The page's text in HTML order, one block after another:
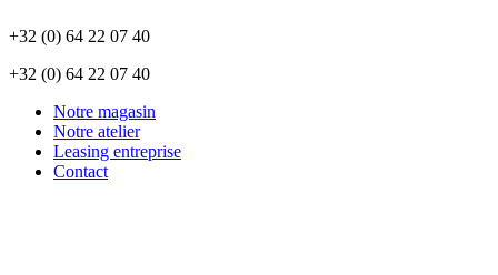
+32 (0) 64 22 07 40
+32 (0) 64 22 07 40
Notre magasin
Notre atelier
Leasing entreprise
Contact